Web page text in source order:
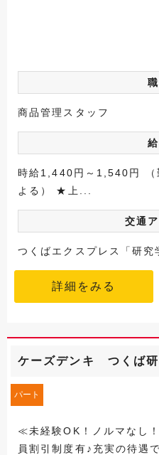
商品管理スタッフ
時給1,440円～1,540円 （
よる） ★上...
交通
つくばエクスプレス「研究
詳細をみる
ケーズデンキ つくば研
パート
≪未経験OK！ノルマなし
員割引制度有♪充実の待遇